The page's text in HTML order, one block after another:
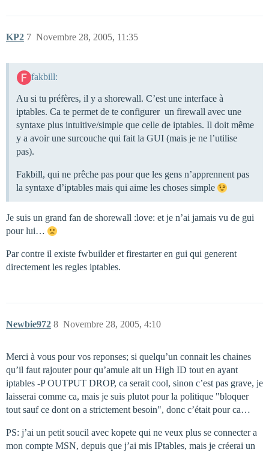
KP2 Novembre 28, 2005, 11:35
7
fakbill:
Au si tu préfères, il y a shorewall. C’est une interface à
iptables. Ca te permet de te configurer un firewall avec une
syntaxe plus intuitive/simple que celle de iptables. Il doit même
y a avoir une surcouche qui fait la GUI (mais je ne l’utilise
pas).
Fakbill, qui ne prêche pas pour que les gens n’apprennent pas
la syntaxe d’iptables mais qui aime les choses simple
Je suis un grand fan de shorewall :love: et je n’ai jamais vu de gui
pour lui…
Par contre il existe fwbuilder et firestarter en gui qui generent
directement les regles iptables.
Newbie972 Novembre 28, 2005, 4:10
8
Merci à vous pour vos reponses; si quelqu’un connait les chaines
qu’il faut rajouter pour qu’amule ait un High ID tout en ayant
iptables -P OUTPUT DROP, ca serait cool, sinon c’est pas grave, je
laisserai comme ca, mais je suis plutot pour la politique "bloquer
tout sauf ce dont on a strictement besoin", donc c’était pour ca…
PS: j’ai un petit soucil avec kopete qui ne veux plus se connecter a
mon compte MSN, depuis que j’ai mis IPtables, mais je créerai un